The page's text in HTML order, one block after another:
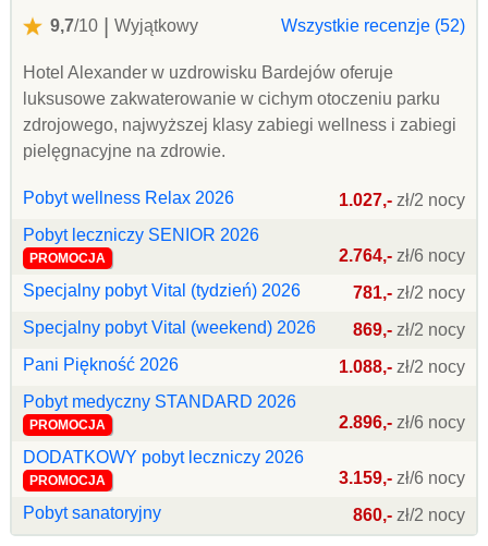
9,7/10 Wyjątkowy Wszystkie recenzje (52)
Hotel Alexander w uzdrowisku Bardejów oferuje
luksusowe zakwaterowanie w cichym otoczeniu parku
zdrojowego, najwyższej klasy zabiegi wellness i zabiegi
pielęgnacyjne na zdrowie.
Pobyt wellness Relax 2026 1.027,- zł/2 nocy
Pobyt leczniczy SENIOR 2026
PROMOCJA 2.764,- zł/6 nocy
Specjalny pobyt Vital (tydzień) 2026
781,- zł/2 nocy
Specjalny pobyt Vital (weekend) 2026
869,- zł/2 nocy
Pani Piękność 2026
1.088,- zł/2 nocy
Pobyt medyczny STANDARD 2026
PROMOCJA 2.896,- zł/6 nocy
DODATKOWY pobyt leczniczy 2026
PROMOCJA 3.159,- zł/6 nocy
Pobyt sanatoryjny
860,- zł/2 nocy